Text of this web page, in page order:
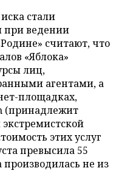
стали
при ведении
считают, что
«Яблока»
лиц,
агентами, а
площадках,
(принадлежит
этих услуг
превысила 55
не из